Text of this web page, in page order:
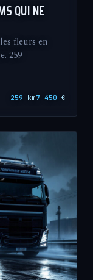
QUI NE
fleurs en
259
259 km7 450 €